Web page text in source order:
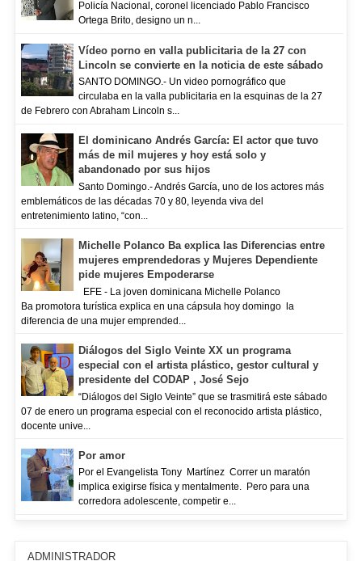
Policía Nacional, coronel licenciado Pablo Francisco
Ortega Brito, designo un n...
Vídeo porno en valla publicitaria de la 27 con
Lincoln se convierte en la noticia de este sábado
SANTO DOMINGO.- Un video pornográfico que
circulaba en la valla publicitaria en la esquinas de la 27
de Febrero con Abraham Lincoln s...
El dominicano Andrés García: El actor que tuvo
más de mil mujeres y hoy está solo y
abandonado por sus hijos
Santo Domingo.- Andrés García, uno de los actores más
emblemáticos de las décadas 70 y 80, leyenda viva del
entretenimiento latino, “con...
Michelle Polanco Ba explica las Diferencias entre
mujeres emprendedoras y Mujeres Dependiente
pide mujeres Empoderarse
EFE - La joven dominicana Michelle Polanco
Ba promotora turística explica en una cápsula hoy domingo la
diferencia de una mujer emprended...
Diálogos del Siglo Veinte XX un programa
especial con el artista plástico, gestor cultural y
presidente del CODAP , José Sejo
“Diálogos del Siglo Veinte” que se trasmitirá este sábado
07 de enero un programa especial con el reconocido artista plástico,
docente unive...
Por amor
Por el Evangelista Tony Martínez Correr un maratón
implica exigirse física y mentalmente. Pero para una
corredora adolescente, competir e...
ADMINISTRADOR